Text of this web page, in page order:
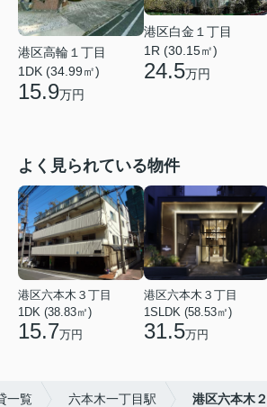
港区高輪１丁目
1DK (34.99㎡)
15.9万円
港区白金１丁目
1R (30.15㎡)
24.5万円
よく見られている物件
港区六本木３丁目
1DK (38.83㎡)
15.7万円
港区六本木３丁目
1SLDK (58.53㎡)
31.5万円
一覧 六本木一丁目駅 港区六本木